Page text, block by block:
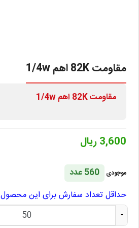
مقاومت 82K اهم 1/4w
مقاومت 82K ا هم 1/4w
3,600 ریال
موجودی
560 عدد
حداقل تعداد سفارش برای این محصول 50 عدد است.
-